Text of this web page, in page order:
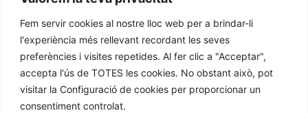
Fem servir cookies al nostre lloc web per a brindar-li
l'experiència més rellevant recordant les seves
preferències i visites repetides. Al fer clic a "Acceptar",
accepta l'ús de TOTES les cookies. No obstant això, pot
visitar la Configuració de cookies per proporcionar un
consentiment controlat.
www.lloretcb.org
Legal advice
Privacy policy